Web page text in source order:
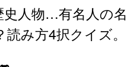
史人物…有名人の名
み方4択クイズ。